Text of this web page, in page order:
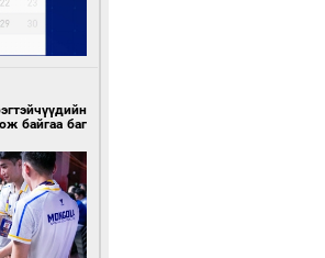
байгаа баг